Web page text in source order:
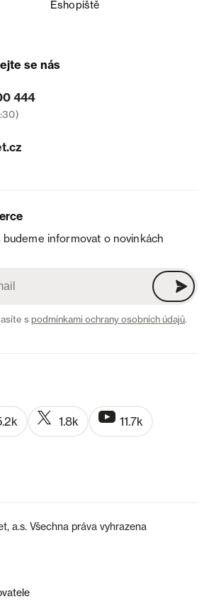
Eshopiště
se nás
444
budeme informovat o novinkách
spodmínkami ochrany osobních údajů.
1.8k 11.7k
a.s. Všechna práva vyhrazena